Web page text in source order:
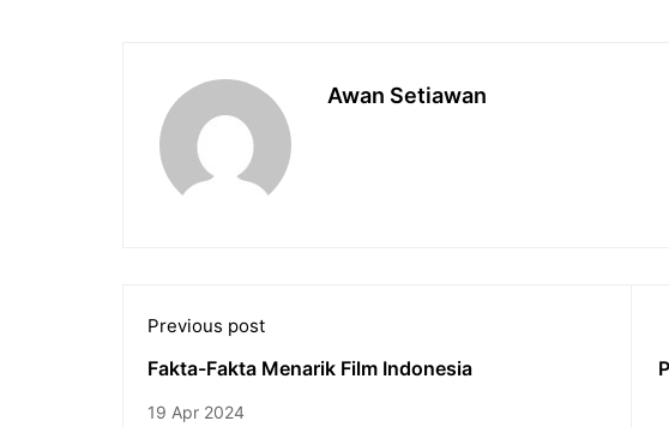
Awan Setiawan
Previous post
Fakta-Fakta Menarik Film Indonesia
19 Apr 2024